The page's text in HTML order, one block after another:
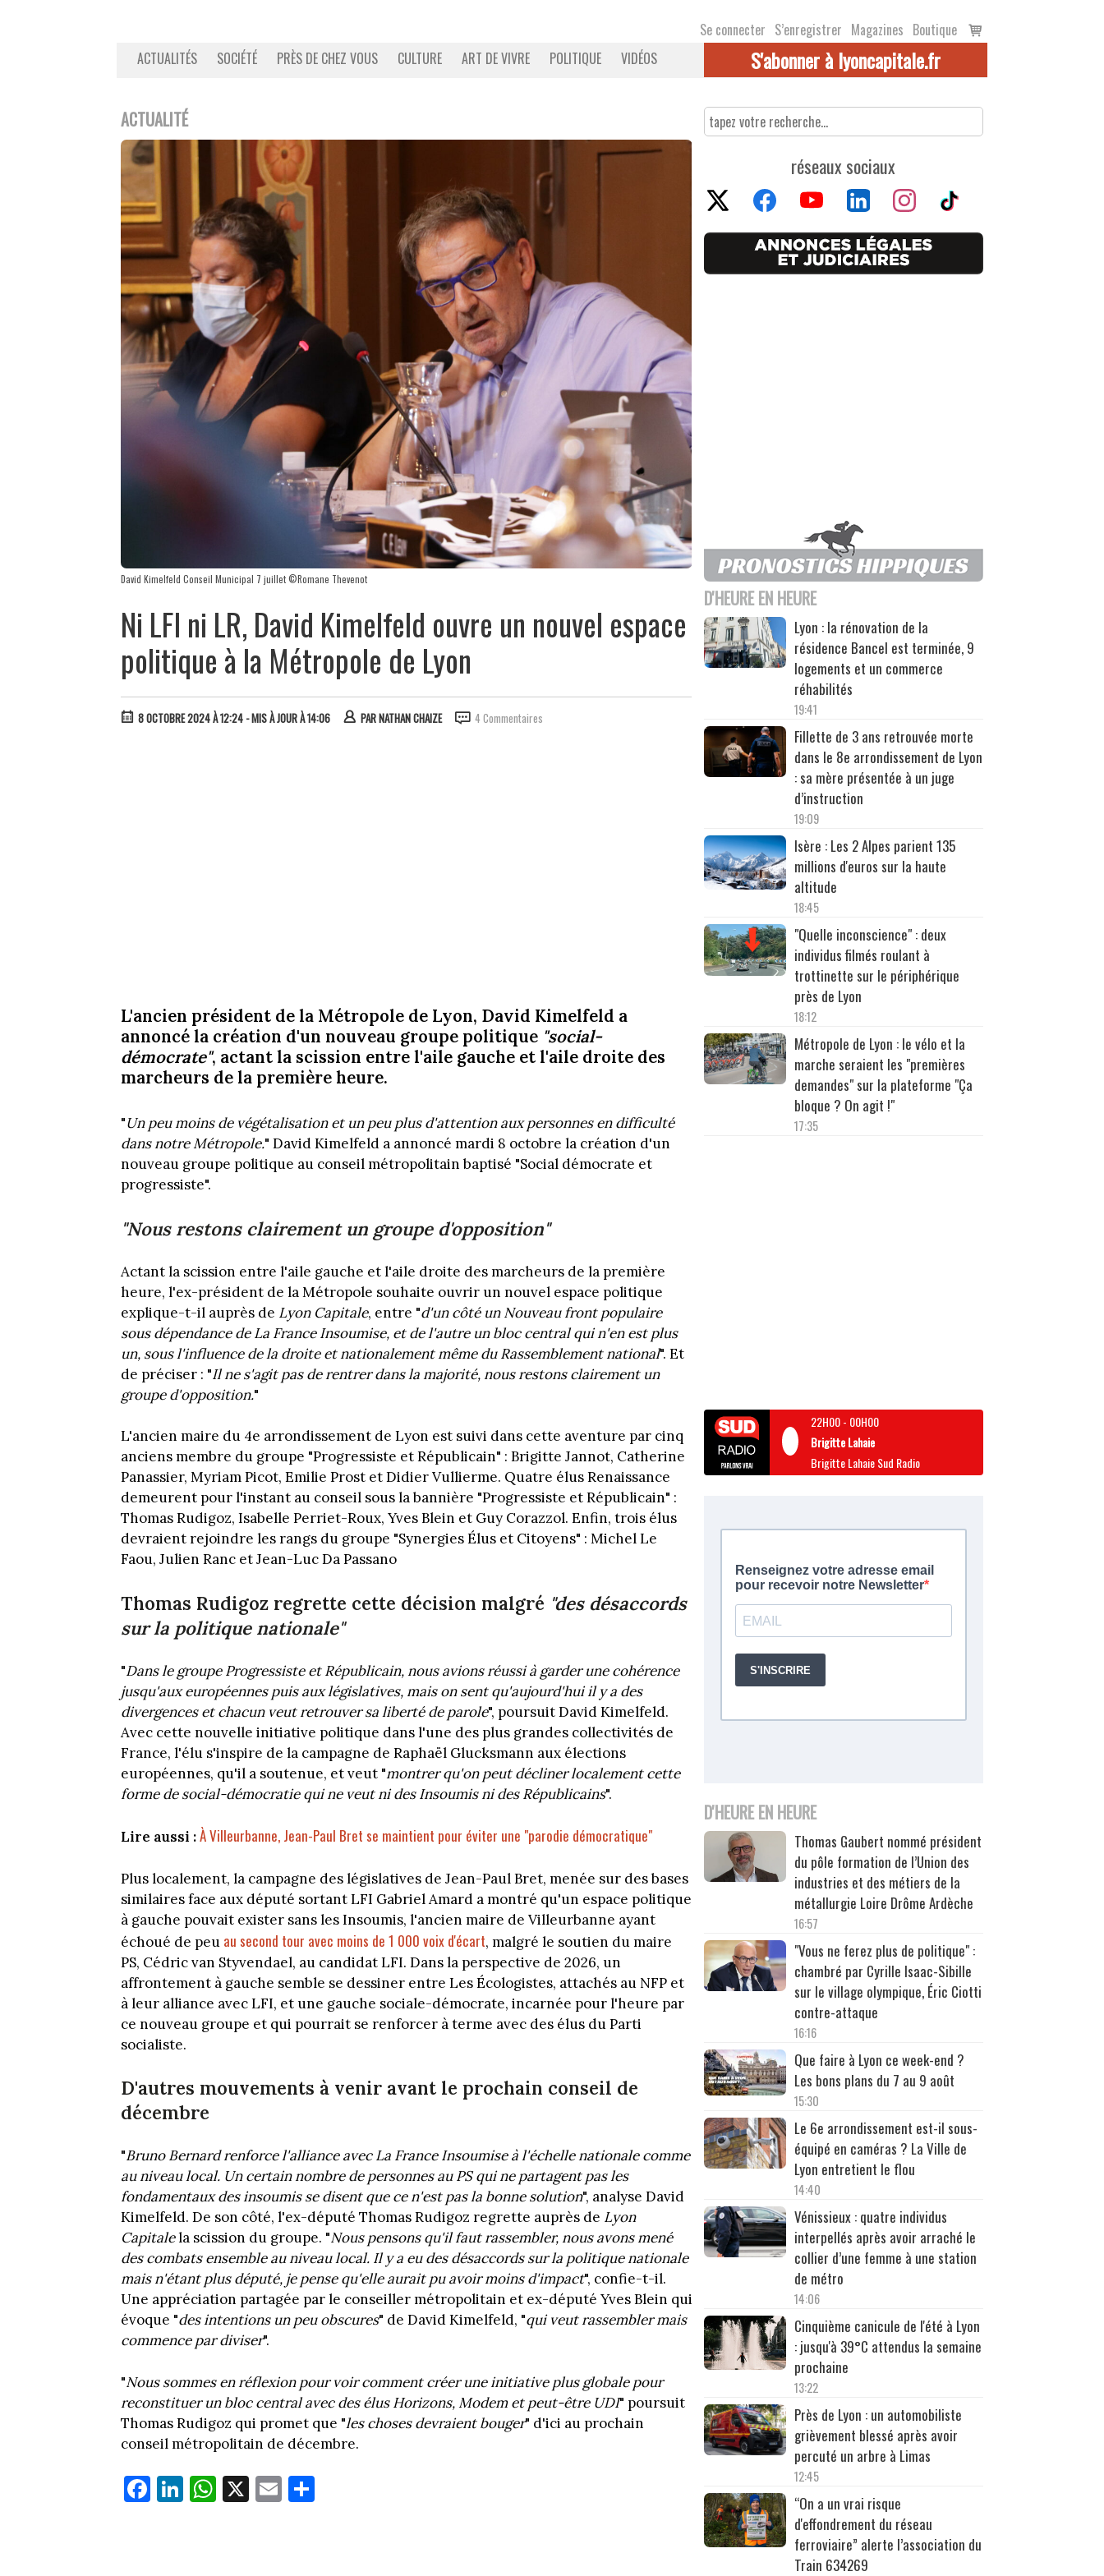
Se connecter S’enregistrer Magazines Boutique
Voir
le
ACTUALITÉS SOCIÉTÉ PRÈS DE CHEZ VOUS CULTURE ART DE VIVRE POLITIQUE VIDÉOS S'abonner à lyoncapitale.fr
ACTUALITÉ
David Kimelfeld Conseil Municipal 7 juillet ©Romane Thevenot
Ni LFI ni LR, David Kimelfeld ouvre un nouvel espace
politique à la Métropole de Lyon
8 OCTOBRE 2024 À 12:24 - MIS À JOUR À 14:06 PARNATHAN CHAIZE 4 Commentaires
L'ancien président de la Métropole de Lyon, David Kimelfeld a
annoncé la création d'un nouveau groupe politique "social-
démocrate", actant la scission entre l'aile gauche et l'aile droite des
marcheurs de la première heure.
"Un peu moins de végétalisation et un peu plus d'attention aux personnes en difficulté
dans notre Métropole." David Kimelfeld a annoncé mardi 8 octobre la création d'un
nouveau groupe politique au conseil métropolitain baptisé "Social démocrate et
progressiste".
"Nous restons clairement un groupe d'opposition"
Actant la scission entre l'aile gauche et l'aile droite des marcheurs de la première
heure, l'ex-président de la Métropole souhaite ouvrir un nouvel espace politique
explique-t-il auprès de Lyon Capitale, entre "d'un côté un Nouveau front populaire
sous dépendance de La France Insoumise, et de l'autre un bloc central qui n'en est plus
un, sous l'influence de la droite et nationalement même du Rassemblement national". Et
de préciser : "Il ne s'agit pas de rentrer dans la majorité, nous restons clairement un
groupe d'opposition."
L'ancien maire du 4e arrondissement de Lyon est suivi dans cette aventure par cinq
anciens membre du groupe "Progressiste et Républicain" : Brigitte Jannot, Catherine
Panassier, Myriam Picot, Emilie Prost et Didier Vullierme. Quatre élus Renaissance
demeurent pour l'instant au conseil sous la bannière "Progressiste et Républicain" :
Thomas Rudigoz, Isabelle Perriet-Roux, Yves Blein et Guy Corazzol. Enfin, trois élus
devraient rejoindre les rangs du groupe "Synergies Élus et Citoyens" : Michel Le
Faou, Julien Ranc et Jean-Luc Da Passano
Thomas Rudigoz regrette cette décision malgré "des désaccords
sur la politique nationale"
"Dans le groupe Progressiste et Républicain, nous avions réussi à garder une cohérence
jusqu'aux européennes puis aux législatives, mais on sent qu'aujourd'hui il y a des
divergences et chacun veut retrouver sa liberté de parole", poursuit David Kimelfeld.
Avec cette nouvelle initiative politique dans l'une des plus grandes collectivités de
France, l'élu s'inspire de la campagne de Raphaël Glucksmann aux élections
européennes, qu'il a soutenue, et veut "montrer qu'on peut décliner localement cette
forme de social-démocratie qui ne veut ni des Insoumis ni des Républicains".
Lire aussi :À Villeurbanne, Jean-Paul Bret se maintient pour éviter une "parodie démocratique"
Plus localement, la campagne des législatives de Jean-Paul Bret, menée sur des bases
similaires face aux député sortant LFI Gabriel Amard a montré qu'un espace politique
à gauche pouvait exister sans les Insoumis, l'ancien maire de Villeurbanne ayant
échoué de peu au second tour avec moins de 1 000 voix d'écart, malgré le soutien du maire
PS, Cédric van Styvendael, au candidat LFI. Dans la perspective de 2026, un
affrontement à gauche semble se dessiner entre Les Écologistes, attachés au NFP et
à leur alliance avec LFI, et une gauche sociale-démocrate, incarnée pour l'heure par
ce nouveau groupe et qui pourrait se renforcer à terme avec des élus du Parti
socialiste.
D'autres mouvements à venir avant le prochain conseil de
décembre
"Bruno Bernard renforce l'alliance avec La France Insoumise à l'échelle nationale comme
au niveau local. Un certain nombre de personnes au PS qui ne partagent pas les
fondamentaux des insoumis se disent que ce n'est pas la bonne solution", analyse David
Kimelfeld. De son côté, l'ex-député Thomas Rudigoz regrette auprès de Lyon
Capitalela scission du groupe. "Nous pensons qu'il faut rassembler, nous avons mené
des combats ensemble au niveau local. Il y a eu des désaccords sur la politique nationale
mais n'étant plus député, je pense qu'elle aurait pu avoir moins d'impact", confie-t-il.
Une appréciation partagée par le conseiller métropolitain et ex-député Yves Blein qui
évoque "des intentions un peu obscures" de David Kimelfeld, "qui veut rassembler mais
commence par diviser".
"Nous sommes en réflexion pour voir comment créer une initiative plus globale pour
reconstituer un bloc central avec des élus Horizons, Modem et peut-être UDI" poursuit
Thomas Rudigoz qui promet que "les choses devraient bouger" d'ici au prochain
conseil métropolitain de décembre.
Fa
ce
Li
nk
W
ha
X E
m
réseaux sociaux
D'HEURE EN HEURE
Lyon : la rénovation de la
résidence Bancel est terminée, 9
logements et un commerce
réhabilités
19:41
Fillette de 3 ans retrouvée morte
dans le 8e arrondissement de Lyon
: sa mère présentée à un juge
d’instruction
19:09
Isère : Les 2 Alpes parient 135
millions d'euros sur la haute
altitude
18:45
"Quelle inconscience" : deux
individus filmés roulant à
trottinette sur le périphérique
près de Lyon
18:12
Métropole de Lyon : le vélo et la
marche seraient les "premières
demandes" sur la plateforme "Ça
bloque ? On agit !"
17:35
22H00- 00H00
Brigitte Lahaie
Brigitte Lahaie Sud Radio
D'HEURE EN HEURE
Thomas Gaubert nommé président
du pôle formation de l’Union des
industries et des métiers de la
métallurgie Loire Drôme Ardèche
16:57
"Vous ne ferez plus de politique" :
chambré par Cyrille Isaac-Sibille
sur le village olympique, Éric Ciotti
contre-attaque
16:16
Que faire à Lyon ce week-end ?
Les bons plans du 7 au 9 août
15:30
Le 6e arrondissement est-il sous-
équipé en caméras ? La Ville de
Lyon entretient le flou
14:40
Vénissieux : quatre individus
interpellés après avoir arraché le
collier d’une femme à une station
de métro
14:06
Cinquième canicule de l'été à Lyon
: jusqu'à 39°C attendus la semaine
prochaine
13:22
Près de Lyon : un automobiliste
grièvement blessé après avoir
percuté un arbre à Limas
12:45
“On a un vrai risque
d'effondrement du réseau
ferroviaire” alerte l’association du
Train 634269